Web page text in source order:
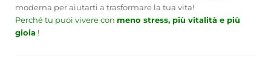
moderna per aiutarti a trasformare la tua vita!
Perché tu puoi vivere con meno stress, più vitalità e più
gioia !